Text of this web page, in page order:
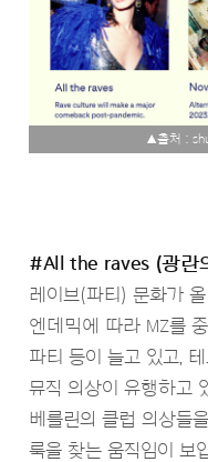
▲출처 :
#All the raves (광란
레이브(파티) 문화가
엔데믹에 따라 MZ를
파티 등이 늘고 있고,
뮤직 의상이 유행하고
베를린의 클럽 의상들
룩을 찾는 움직임이 보